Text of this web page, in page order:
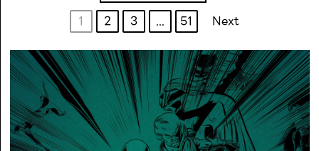
1 2 3 ... 51 Next